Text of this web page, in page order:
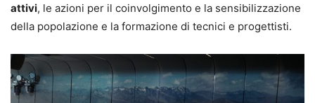
attivi, le azioni per il coinvolgimento e la sensibilizzazione
della popolazione e la formazione di tecnici e progettisti.